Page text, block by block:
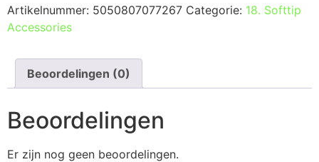
Artikelnummer: 5050807077267 Categorie: 18. Softtip
Accessories
Beoordelingen (0)
Beoordelingen
Er zijn nog geen beoordelingen.